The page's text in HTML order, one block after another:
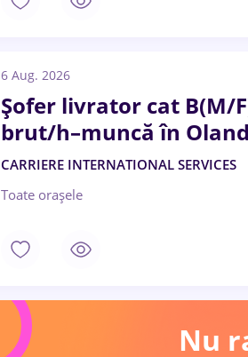
6 Aug. 2026
Șofer livrator cat B(M/
brut/h–muncă în
CARRIERE INTERNATIONAL SERVICES
Toate oraşele
Nu